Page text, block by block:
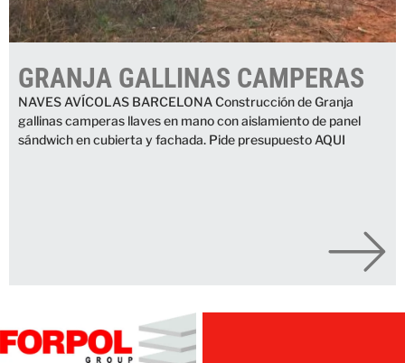
GRANJA GALLINAS CAMPERAS
NAVES AVÍCOLAS BARCELONA Construcción de Granja
gallinas camperas llaves en mano con aislamiento de panel
sándwich en cubierta y fachada. Pide presupuesto AQUI